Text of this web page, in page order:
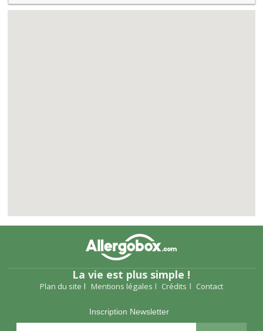
La vie est plus simple !
Plan du site Mentions légales Crédits Contact
Inscription Newsletter